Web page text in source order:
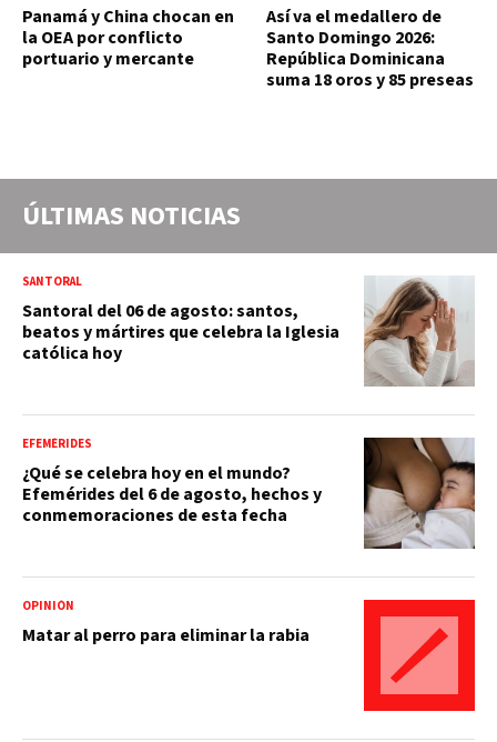
Panamá y China chocan en
la OEA por conflicto
portuario y mercante
Así va el medallero de
Santo Domingo 2026:
República Dominicana
suma 18 oros y 85 preseas
ÚLTIMAS NOTICIAS
SANTORAL
Santoral del 06 de agosto: santos,
beatos y mártires que celebra la Iglesia
católica hoy
EFEMÉRIDES
¿Qué se celebra hoy en el mundo?
Efemérides del 6 de agosto, hechos y
conmemoraciones de esta fecha
OPINIÓN
Matar al perro para eliminar la rabia